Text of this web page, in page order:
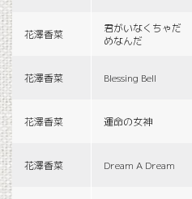
花澤香菜
君がいなくちゃだ
めなんだ
花澤香菜 Blessing Bell
花澤香菜 運命の女神
花澤香菜 Dream A Dream